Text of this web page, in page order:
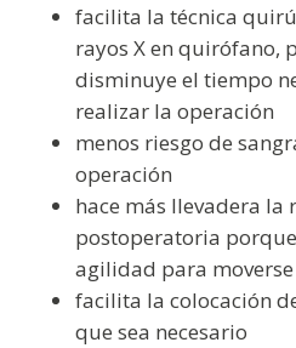
facilita la técnica
rayos X en quirófano,
disminuye el tiempo
realizar la operación
menos riesgo de
operación
hace más llevadera la
postoperatoria
agilidad para moverse
facilita la colocación
que sea necesario